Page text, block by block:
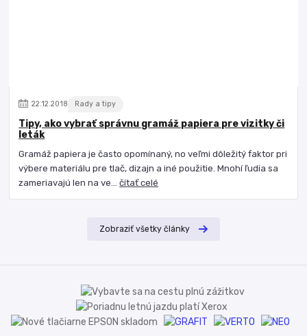
22.12.2018 Rady a tipy
Tipy, ako vybrať správnu gramáž papiera pre vizitky či
leták
Gramáž papiera je často opomínaný, no veľmi dôležitý faktor pri
výbere materiálu pre tlač, dizajn a iné použitie. Mnohí ľudia sa
zameriavajú len na ve...čítať celé
Zobraziť všetky články